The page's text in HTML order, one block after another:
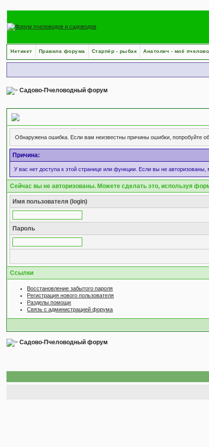
Нетикет Правила форума Старпёр - рыбак Анатолич - моё
Садово-Пчеловодный форум
Обнаружена ошибка. Если вам неизвестны причины ошибки, попробуйте
Причина:
У вас нет доступа к этой странице или функции. Если вы не
Сейчас вы не авторизованы. Можете сделать это, используя
Имя пользователя (login)
Пароль
Ссылки
Восстановление забытого пароля
Регистрация нового пользователя
Разделы помощи
Связь с администрацией форума
Садово-Пчеловодный форум